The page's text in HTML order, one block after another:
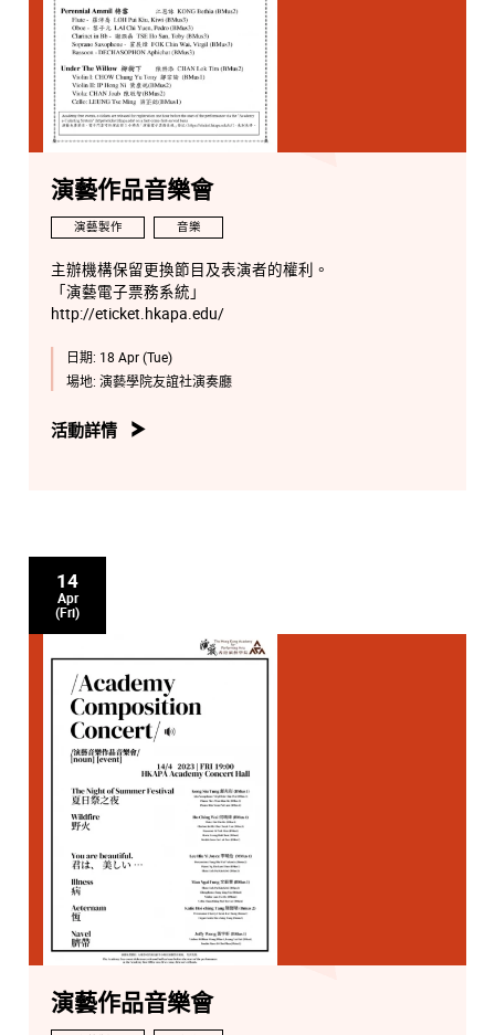
演藝作品音樂會
演藝製作 音樂
主辦機構保留更換節目及表演者的權利。
「演藝電子票務系統」
http://eticket.hkapa.edu/
日期: 18 Apr (Tue)
場地: 演藝學院友誼社演奏廳
活動詳情
14
Apr
(Fri)
演藝作品音樂會